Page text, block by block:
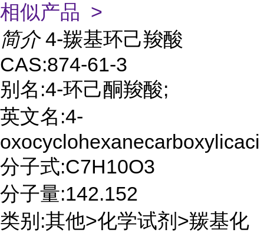
相似产品 >
简介 4-羰基环己羧酸
CAS:874-61-3
别名:4-环己酮羧酸;
英文名:4-
oxocyclohexanecarboxylicaci
分子式:C7H10O3
分子量:142.152
类别:其他>化学试剂>羰基化